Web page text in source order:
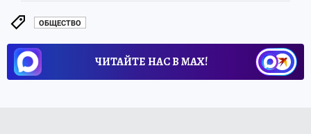
ОБЩЕСТВО
ЧИТАЙТЕ НАС В МАХ!